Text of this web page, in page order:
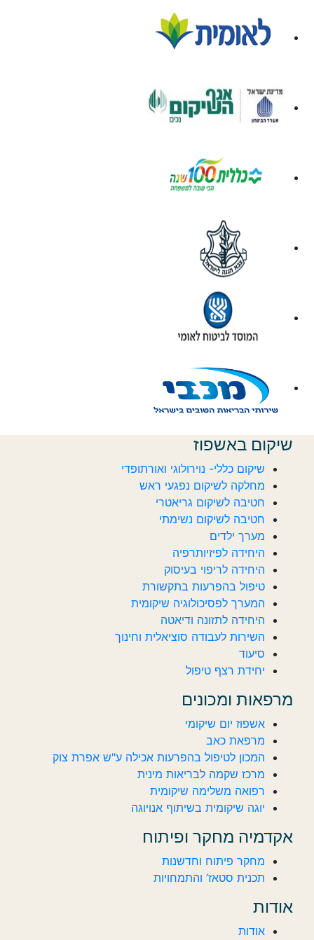
שיקום באשפוז
שיקום כללי- נוירולוגי ואורתופדי
מחלקה לשיקום נפגעי ראש
חטיבה לשיקום גריאטרי
חטיבה לשיקום נשימתי
מערך ילדים
היחידה לפיזיותרפיה
היחידה לריפוי בעיסוק
טיפול בהפרעות בתקשורת
המערך לפסיכולוגיה שיקומית
היחידה לתזונה ודיאטה
השירות לעבודה סוציאלית וחינוך
סיעוד
יחידת רצף טיפול
מרפאות ומכונים
אשפוז יום שיקומי
מרפאת כאב
המכון לטיפול בהפרעות אכילה ע"ש אפרת צוק
מרכז שקמה לבריאות מינית
רפואה משלימה שיקומית
יוגה שיקומית בשיתוף אנויוגה
אקדמיה מחקר ופיתוח
מחקר פיתוח וחדשנות
תכנית סטאז’ והתמחויות
אודות
אודות